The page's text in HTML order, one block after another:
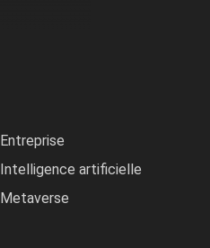
Entreprise
Intelligence artificielle
Metaverse